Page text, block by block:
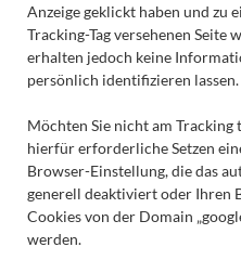
Anzeige geklickt haben und zu
Tracking-Tag versehenen Seite
erhalten jedoch keine
persönlich identifizieren lassen.
Möchten Sie nicht am Tracking
hierfür erforderliche Setzen
Browser-Einstellung, die das
generell deaktiviert oder Ihren
Cookies von der Domain
werden.